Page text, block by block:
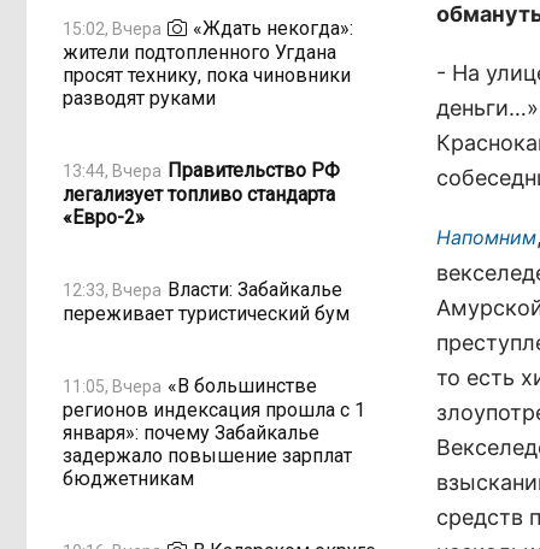
15:02, Вчера
«Ждать некогда»:
жители подтопленного Угдана
просят технику, пока чиновники
разводят руками
13:44, Вчера Правительство РФ
легализует топливо стандарта
«Евро-2»
12:33, Вчера Власти: Забайкалье
переживает туристический бум
11:05, Вчера «В большинстве
регионов индексация прошла с 1
января»: почему Забайкалье
задержало повышение зарплат
бюджетникам
- На
Напомним
то есть
средств